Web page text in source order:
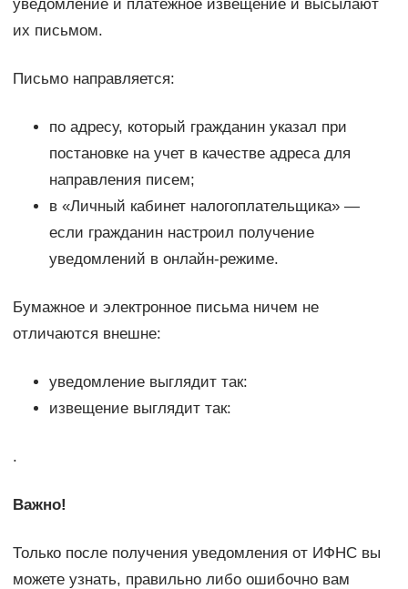
уведомление и платежное извещение и высылают
их письмом.
Письмо направляется:
по адресу, который гражданин указал при
постановке на учет в качестве адреса для
направления писем;
в «Личный кабинет налогоплательщика» —
если гражданин настроил получение
уведомлений в онлайн-режиме.
Бумажное и электронное письма ничем не
отличаются внешне:
уведомление выглядит так:
извещение выглядит так:
.
Важно!
Только после получения уведомления от ИФНС вы
можете узнать, правильно либо ошибочно вам